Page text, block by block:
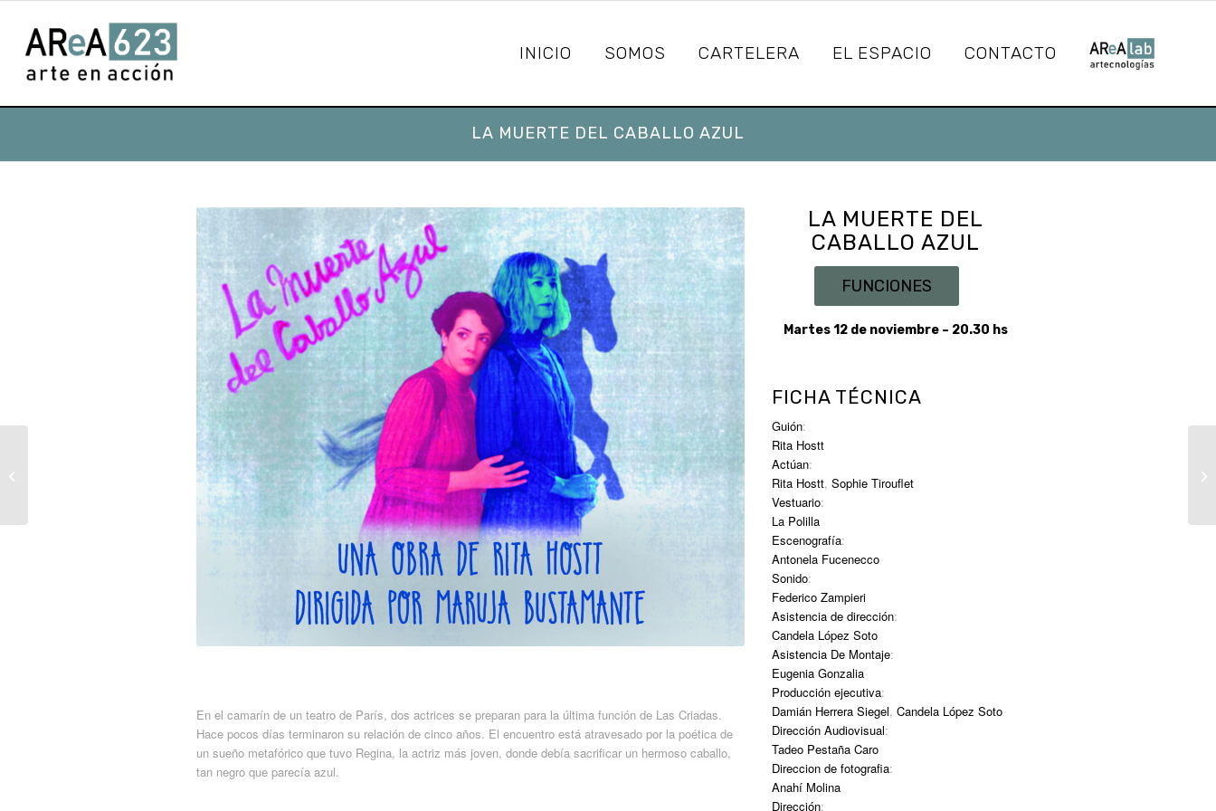
INICIO SOMOS CARTELERA EL ESPACIO CONTACTO
LA MUERTE DEL CABALLO AZUL
En el camarín de un teatro de París, dos actrices se preparan para la última función de Las Criadas.
Hace pocos días terminaron su relación de cinco años. El encuentro está atravesado por la poética de
un sueño metafórico que tuvo Regina, la actriz más joven, donde debía sacrificar un hermoso caballo,
tan negro que parecía azul.
LA MUERTE DEL
CABALLO AZUL
FUNCIONES
Martes 12 de noviembre – 20.30 hs
FICHA TÉCNICA
Guión:
Rita Hostt
Actúan:
Rita Hostt,Sophie Tirouflet
Vestuario:
La Polilla
Escenografía:
Antonela Fucenecco
Sonido:
Federico Zampieri
Asistencia de dirección:
Candela López Soto
Asistencia De Montaje:
Eugenia Gonzalia
Producción ejecutiva:
Damián Herrera Siegel,Candela López Soto
Dirección Audiovisual:
Tadeo Pestaña Caro
Direccion de fotografia:
Anahí Molina
Dirección: